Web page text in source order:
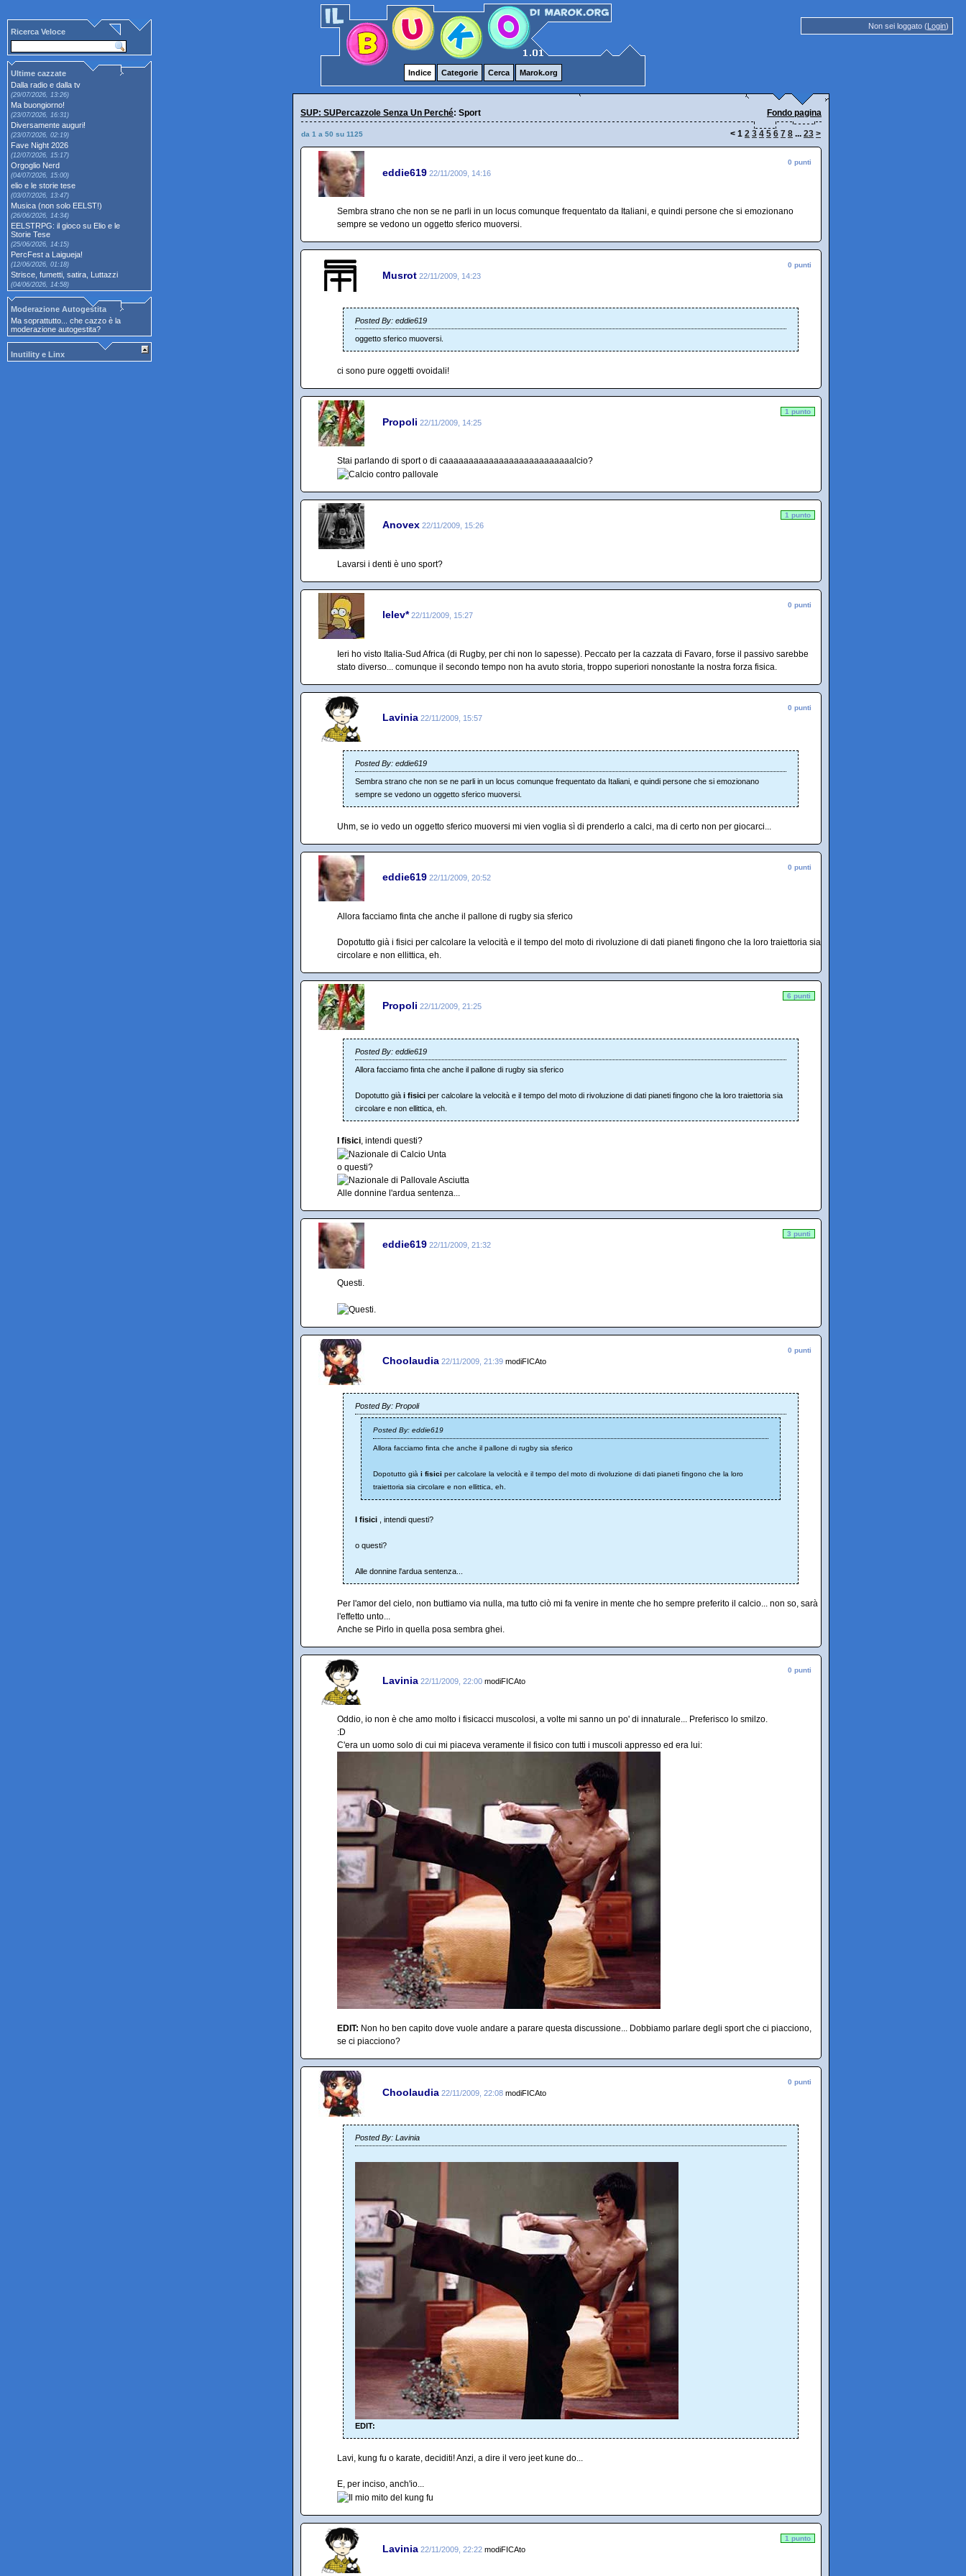
Non sei loggato (Login)
Indice Categorie Cerca Marok.org
Ricerca Veloce
Ultime cazzate
Dalla radio e dalla tv
(29/07/2026, 13:26)
Ma buongiorno!
(23/07/2026, 16:31)
Diversamente auguri!
(23/07/2026, 02:19)
Fave Night 2026
(12/07/2026, 15:17)
Orgoglio Nerd
(04/07/2026, 15:00)
elio e le storie tese
(03/07/2026, 13:47)
Musica (non solo EELST!)
(26/06/2026, 14:34)
EELSTRPG: il gioco su Elio e le
Storie Tese
(25/06/2026, 14:15)
PercFest a Laigueja!
(12/06/2026, 01:18)
Strisce, fumetti, satira, Luttazzi
(04/06/2026, 14:58)
Moderazione Autogestita
Ma soprattutto... che cazzo è la
moderazione autogestita?
Inutility e Linx
SUP: SUPercazzole Senza Un Perché: Sport Fondo pagina
da 1 a 50 su 1125 < 1 2 3 4 5 6 7 8 ... 23 >
eddie619 22/11/2009, 14:16
0 punti
Sembra strano che non se ne parli in un locus comunque frequentato da Italiani, e quindi persone che si emozionano
sempre se vedono un oggetto sferico muoversi.
Musrot 22/11/2009, 14:23
0 punti
Posted By: eddie619
oggetto sferico muoversi.
ci sono pure oggetti ovoidali!
Propoli 22/11/2009, 14:25
1 punto
Stai parlando di sport o di caaaaaaaaaaaaaaaaaaaaaaaaaalcio?
Anovex 22/11/2009, 15:26
1 punto
Lavarsi i denti è uno sport?
lelev* 22/11/2009, 15:27
0 punti
Ieri ho visto Italia-Sud Africa (di Rugby, per chi non lo sapesse). Peccato per la cazzata di Favaro, forse il passivo sarebbe
stato diverso... comunque il secondo tempo non ha avuto storia, troppo superiori nonostante la nostra forza fisica.
Lavinia 22/11/2009, 15:57
0 punti
Posted By: eddie619
Sembra strano che non se ne parli in un locus comunque frequentato da Italiani, e quindi persone che si emozionano
sempre se vedono un oggetto sferico muoversi.
Uhm, se io vedo un oggetto sferico muoversi mi vien voglia sì di prenderlo a calci, ma di certo non per giocarci...
eddie619 22/11/2009, 20:52
0 punti
Allora facciamo finta che anche il pallone di rugby sia sferico
Dopotutto già i fisici per calcolare la velocità e il tempo del moto di rivoluzione di dati pianeti fingono che la loro traiettoria sia
circolare e non ellittica, eh.
Propoli 22/11/2009, 21:25
6 punti
Posted By: eddie619
Allora facciamo finta che anche il pallone di rugby sia sferico
Dopotutto già i fisici per calcolare la velocità e il tempo del moto di rivoluzione di dati pianeti fingono che la loro traiettoria sia
circolare e non ellittica, eh.
I fisici, intendi questi?
o questi?
Alle donnine l'ardua sentenza...
eddie619 22/11/2009, 21:32
3 punti
Questi.
Choolaudia 22/11/2009, 21:39 modiFICAto
0 punti
Posted By: Propoli
Posted By: eddie619
Allora facciamo finta che anche il pallone di rugby sia sferico
Dopotutto già i fisici per calcolare la velocità e il tempo del moto di rivoluzione di dati pianeti fingono che la loro
traiettoria sia circolare e non ellittica, eh.
I fisici , intendi questi?
o questi?
Alle donnine l'ardua sentenza...
Per l'amor del cielo, non buttiamo via nulla, ma tutto ciò mi fa venire in mente che ho sempre preferito il calcio... non so, sarà
l'effetto unto...
Anche se Pirlo in quella posa sembra ghei.
Lavinia 22/11/2009, 22:00 modiFICAto
0 punti
Oddio, io non è che amo molto i fisicacci muscolosi, a volte mi sanno un po' di innaturale... Preferisco lo smilzo.
:D
C'era un uomo solo di cui mi piaceva veramente il fisico con tutti i muscoli appresso ed era lui:
EDIT: Non ho ben capito dove vuole andare a parare questa discussione... Dobbiamo parlare degli sport che ci piacciono,
se ci piacciono?
Choolaudia 22/11/2009, 22:08 modiFICAto
0 punti
Posted By: Lavinia
EDIT:
Lavi, kung fu o karate, deciditi! Anzi, a dire il vero jeet kune do...
E, per inciso, anch'io...
Lavinia 22/11/2009, 22:22 modiFICAto
1 punto